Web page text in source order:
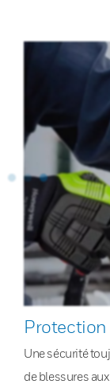
Protection
Une sécurité
de blessures